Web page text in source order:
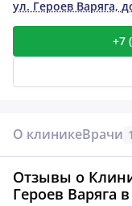
ул. Героев Варяга,
+7
О клиникеВрачи
Отзывы о
Героев Варяга